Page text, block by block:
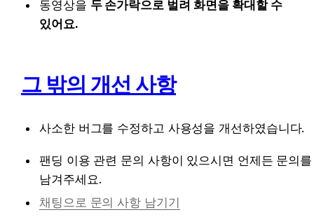
동영상을 두 손가락으로 벌려 화면을 확대할 수
있어요.
그 밖의 개선 사항
사소한 버그를 수정하고 사용성을 개선하였습니다.
팬딩 이용 관련 문의 사항이 있으시면 언제든 문의를
남겨주세요.
채팅으로 문의 사항 남기기